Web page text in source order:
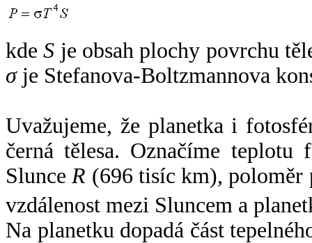
kdeS je obsah plochy povrchu
σje Stefanova-Boltzmannova
Uvažujeme, že planetka i
černá tělesa. Označíme
SlunceR (696 tisíc km),
vzdálenost mezi Sluncem a
Na planetku dopadá část